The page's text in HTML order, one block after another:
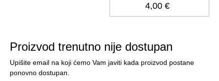
4,00 €
Proizvod trenutno nije dostupan
Upišite email na koji ćemo Vam javiti kada proizvod postane
ponovno dostupan.